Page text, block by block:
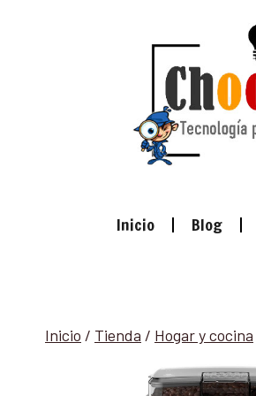
Inicio Blog
Inicio / Tienda / Hogar y cocina